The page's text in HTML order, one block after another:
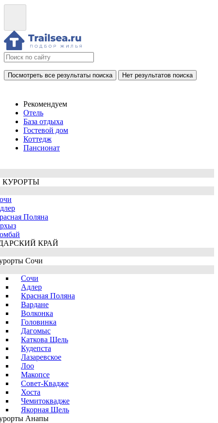
Посмотреть все результаты поиска Нет результатов поиска
Рекомендуем
Отель
База отдыха
Гостевой дом
Коттедж
Пансионат
КУРОРТЫ
Поляна
КРАЙ
Сочи
Сочи
Адлер
Красная Поляна
Вардане
Волконка
Головинка
Дагомыс
Каткова Щель
Кудепста
Лазаревское
Лоо
Макопсе
Совет-Квадже
Хоста
Чемитоквадже
Якорная Щель
Анапы